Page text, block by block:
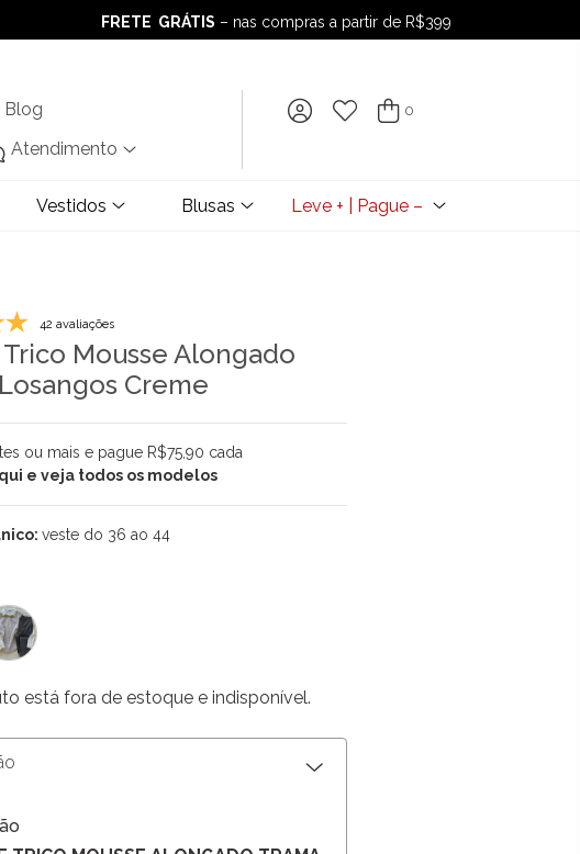
FRETE GRÁTIS – nas compras a partir de R$399
FRETE GRÁTIS– nas compras a partir de R$399
Blog
Atendimento
0
Vestidos Blusas Leve + | Pague –
42 avaliações
Mousse Alongado
Creme
ou mais e pague R$75,90 cada
e veja todos os modelos
veste do 36 ao 44
está fora de estoque e indisponível.